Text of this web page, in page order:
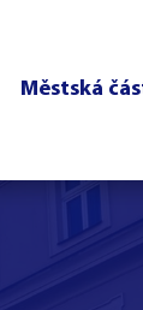
Městská